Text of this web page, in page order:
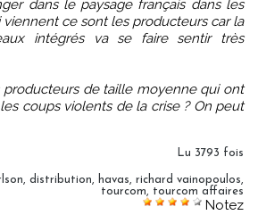
dans le paysage français dans les
ce sont les producteurs car la
intégrés va se faire sentir très
de taille moyenne qui ont
coups violents de la crise ? On peut
Lu 3793 fois
, distribution, havas, richard vainopoulos,
tourcom, tourcom affaires
Notez